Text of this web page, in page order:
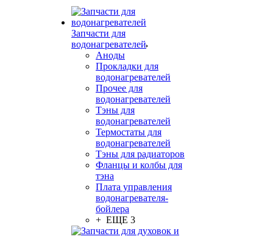
Запчасти для
водонагревателей
Аноды
Прокладки для
водонагревателей
Прочее для
водонагревателей
Тэны для
водонагревателей
Термостаты для
водонагревателей
Тэны для радиаторов
Фланцы и колбы для
тэна
Плата управления
водонагревателя-
бойлера
+ ЕЩЕ 3